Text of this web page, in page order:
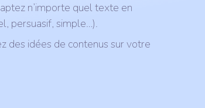
n’importe quel texte en
persuasif, simple…).
des idées de contenus sur votre